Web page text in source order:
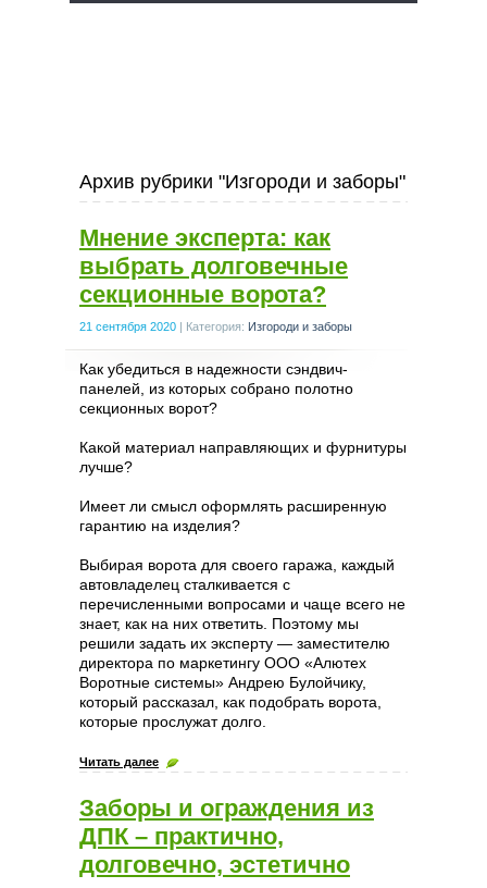
Архив рубрики "Изгороди и заборы"
Мнение эксперта: как
выбрать долговечные
секционные ворота?
21 сентября 2020 | Категория: Изгороди и заборы
Как убедиться в надежности сэндвич-
панелей, из которых собрано полотно
секционных ворот?
Какой материал направляющих и фурнитуры
лучше?
Имеет ли смысл оформлять расширенную
гарантию на изделия?
Выбирая ворота для своего гаража, каждый
автовладелец сталкивается с
перечисленными вопросами и чаще всего не
знает, как на них ответить. Поэтому мы
решили задать их эксперту — заместителю
директора по маркетингу ООО «Алютех
Воротные системы» Андрею Булойчику,
который рассказал, как подобрать ворота,
которые прослужат долго.
Читать далее
Заборы и ограждения из
ДПК – практично,
долговечно, эстетично